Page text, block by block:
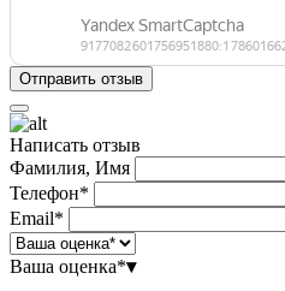
Написать отзыв
Фамилия, Имя
Телефон*
Email*
Ваша оценка*▾